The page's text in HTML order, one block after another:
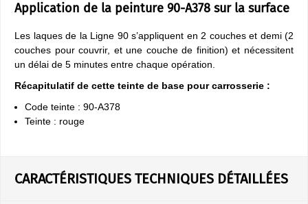
Application de la peinture 90-A378 sur la surface
Les laques de la Ligne 90 s’appliquent en 2 couches et demi (2
couches pour couvrir, et une couche de finition) et nécessitent
un délai de 5 minutes entre chaque opération.
Récapitulatif de cette teinte de base pour carrosserie :
Code teinte : 90-A378
Teinte : rouge
CARACTÉRISTIQUES TECHNIQUES DÉTAILLÉES